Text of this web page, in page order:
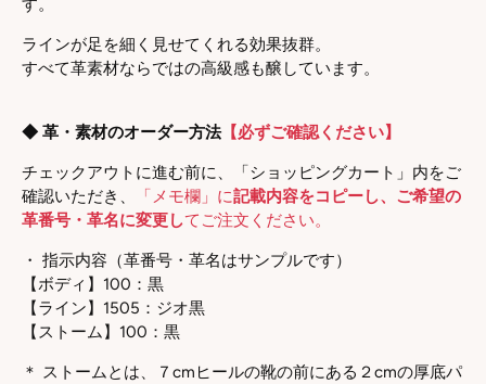
す。
ラインが足を細く見せてくれる効果抜群。
すべて革素材ならではの高級感も醸しています。
◆ 革・素材のオーダー方法【必ずご確認ください】
チェックアウトに進む前に、「ショッピングカート」内をご
確認いただき、
「メモ欄」に記載内容をコピーし、ご希望の
革番号・革名に変更してご注文ください。
・ 指示内容 （革番号・革名はサンプルです）
【ボディ】100：黒
【ライン】1505：ジオ黒
【ストーム】100： 黒
＊ ストームとは、７cmヒールの靴の前にある２cmの厚底パ